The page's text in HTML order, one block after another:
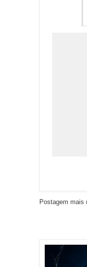
Postagem mais